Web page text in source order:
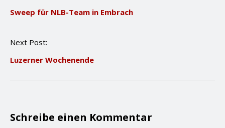
s
a
i
o
n
Sweep für NLB-Team in Embrach
Next Post:
Luzerner Wochenende
Schreibe einen Kommentar